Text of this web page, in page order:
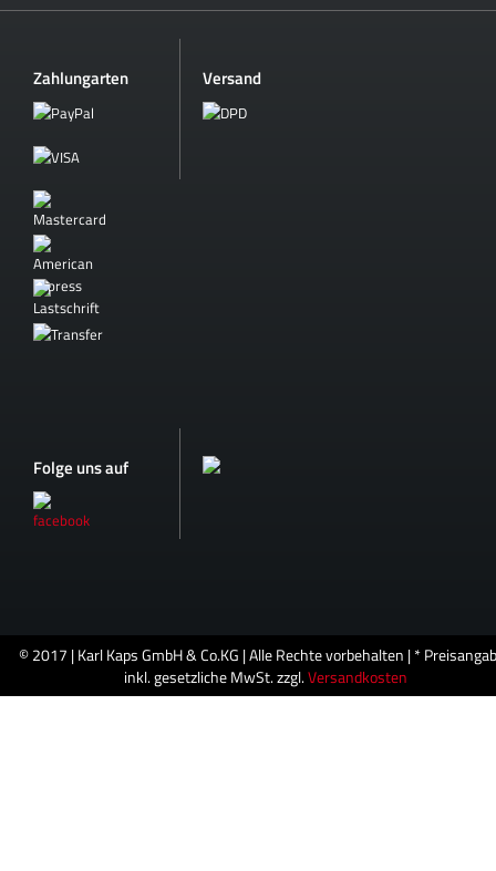
Zahlungarten Versand
Folge uns auf
© 2017 | Karl Kaps GmbH & Co.KG | Alle Rechte vorbehalten | *
inkl. gesetzliche MwSt. zzgl.Versandkosten